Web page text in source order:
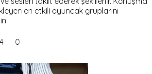
en etkili oyuncak gruplarını
4 0